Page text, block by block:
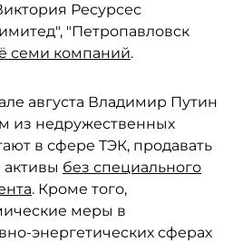
Ресурсес
"Петропавловск
семи компаний.
августа Владимир Путин
из недружественных
в сфере ТЭК, продавать
активы без специального
. Кроме того,
меры в
энергетических сферах